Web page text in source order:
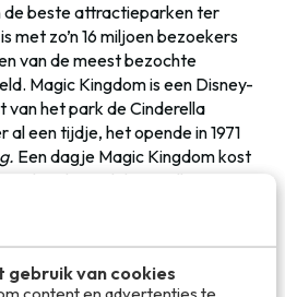
van cookies
de beste attractieparken ter
met zo’n 16 miljoen bezoekers
van de meest bezochte
Magic Kingdom is een Disney-
van het park de Cinderella
een tijdje, het opende in 1971
Een dagje Magic Kingdom kost
drie dus wel de goedkoopste.